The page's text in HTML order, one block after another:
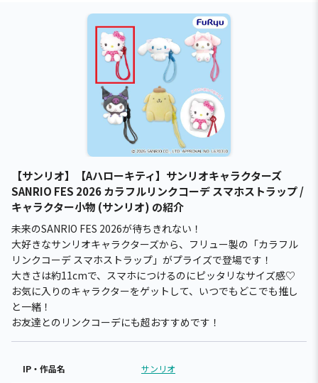
【サンリオ】【Aハローキティ】サンリオキャラクターズ
SANRIO FES 2026 カラフルリンクコーデ スマホストラップ /
キャラクター小物 (サンリオ) の紹介
未来のSANRIO FES 2026が待ちきれない！
大好きなサンリオキャラクターズから、フリュー製の「カラフル
リンクコーデ スマホストラップ」がプライズで登場です！
大きさは約11cmで、スマホにつけるのにピッタリなサイズ感♡
お気に入りのキャラクターをゲットして、いつでもどこでも推し
と一緒！
お友達とのリンクコーデにも超おすすめです！
IP・作品名 サンリオ